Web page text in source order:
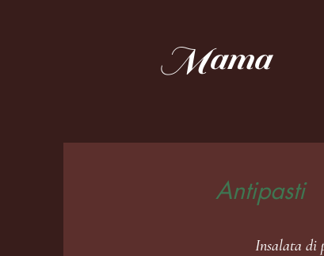
Mama
Antipasti
Insalata di